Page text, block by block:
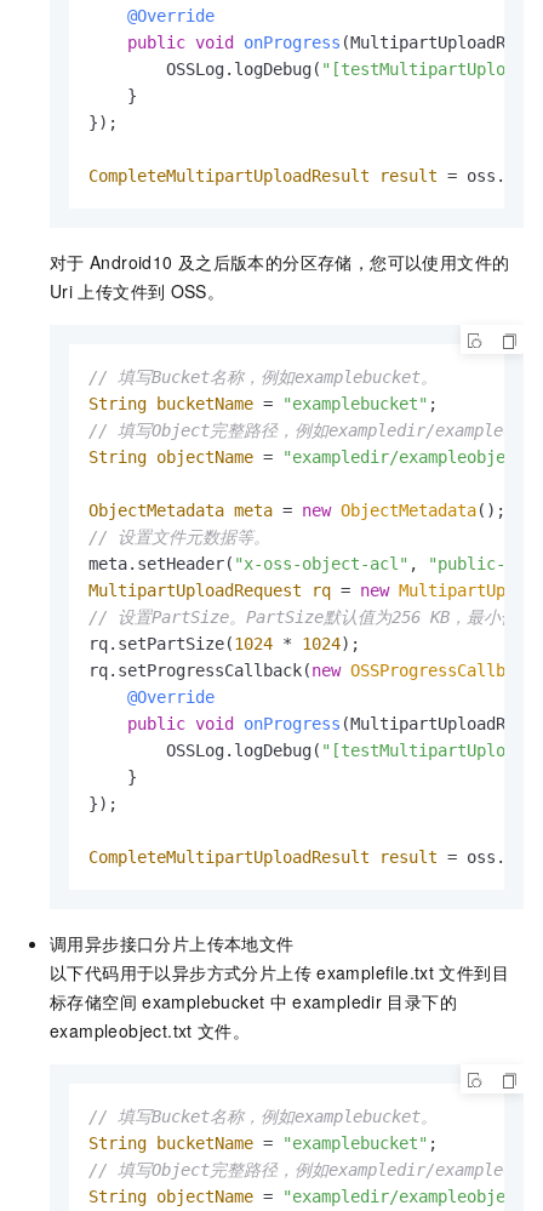
@Override
public void onProgress
        OSSLog.logDebug(
    }
});
CompleteMultipartUploadResult result =
对于 Android10 及之后版本的分区存储，您可以使用文件的
Uri 上传文件到 OSS。
// 填写Bucket名称，例如examplebucket。
String bucketName = "examplebucket"
// 填写Object完整路径，例如exampledir/
String objectName = "exampledir/
ObjectMetadata meta = new ObjectMetadata
// 设置文件元数据等。
meta.setHeader( "x-oss-object-acl" ,
"public-
MultipartUploadRequest
rq = new
// 设置PartSize。PartSize默认值为256 KB，最小值为
rq.setPartSize(1024 * 1024);
rq.setProgressCallback(new OSSProgressCallback
@Override
public void onProgress
        OSSLog.logDebug(
    }
});
CompleteMultipartUploadResult result =
调用异步接口分片上传本地文件
以下代码用于以异步方式分片上传 examplefile.txt 文件到目
标存储空间 examplebucket 中 exampledir 目录下的
exampleobject.txt 文件。
// 填写Bucket名称，例如examplebucket。
String bucketName = "examplebucket"
// 填写Object完整路径，例如exampledir/
String objectName =
"exampledir/